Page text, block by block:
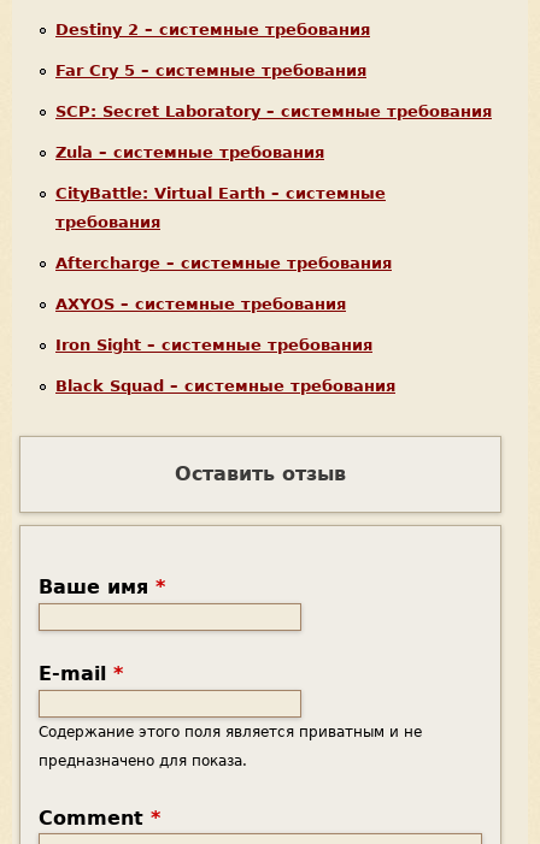
Destiny 2 – системные требования
Far Cry 5 – системные требования
SCP: Secret Laboratory – системные требования
Zula – системные требования
CityBattle: Virtual Earth – системные
требования
Aftercharge – системные требования
AXYOS – системные требования
Iron Sight – системные требования
Black Squad – системные требования
Оставить отзыв
Ваше имя *
E-mail *
Содержание этого поля является приватным и не
предназначено для показа.
Comment *